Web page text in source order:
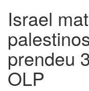
Israel
prendeu
OLP